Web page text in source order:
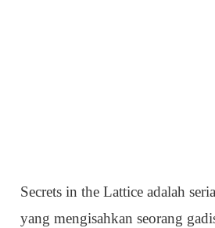
Secrets in the Lattice adalah
yang mengisahkan seorang